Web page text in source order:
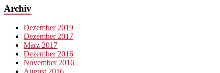
Archiv
Dezember 2019
Dezember 2017
März 2017
Dezember 2016
November 2016
August 2016